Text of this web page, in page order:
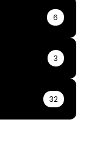
6
3
32